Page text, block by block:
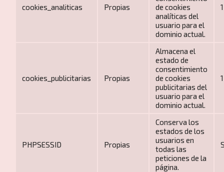
cookies_analiticas Propias
de cookies
analíticas del
usuario para el
dominio actual.
cookies_publicitarias Propias
Almacena el
estado de
consentimiento
de cookies
publicitarias del
usuario para el
dominio actual.
PHPSESSID Propias
Conserva los
estados de los
usuarios en
todas las
peticiones de la
página.